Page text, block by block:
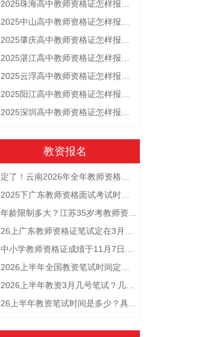
2025珠海高中教师资格证怎样报名 附流程
2025中山高中教师资格证怎样报名 附流程
2025肇庆高中教师资格证怎样报名 附流程
2025湛江高中教师资格证怎样报名 附流程
2025云浮高中教师资格证怎样报名 附流程
2025阳江高中教师资格证怎样报名 附流程
2025深圳高中教师资格证怎样报名 附流程
教资报名
定了！云南2026年全年教师资格证考试日程大公开！
2025下广东教师资格面试考试时间及科目内容（怎么考）
年龄限制多大？江苏35岁考教师资格证晚吗？
26上广东教师资格证笔试定在3月7日！附考试指南
中小学教师资格证成绩于11月7日10点查！
2026上半年全国教资笔试时间定档！
2026上半年教资3月几号笔试？几点开考
26上半年教资笔试时间是多少？具体安排表一览